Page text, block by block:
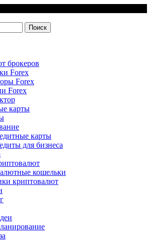
брокеров
Forex
Forex
Forex
карты
карты
для бизнеса
кошельки
криптовалют